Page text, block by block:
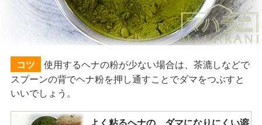
コツ
使用するヘナの粉が少ない場合は、茶漉しなどで
スプーンの背でヘナ粉を押し通すことでダマをつぶすと
いいでしょう。